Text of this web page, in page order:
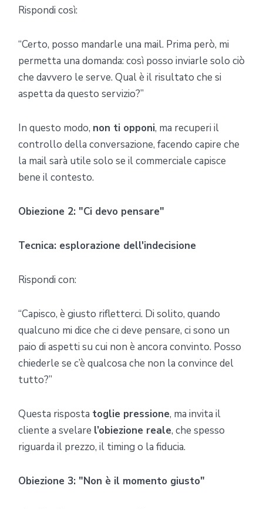
Rispondi così:
“Certo, posso mandarle una mail. Prima però, mi
permetta una domanda: così posso inviarle solo ciò
che davvero le serve. Qual è il risultato che si
aspetta da questo servizio?”
In questo modo, non ti opponi, ma recuperi il
controllo della conversazione, facendo capire che
la mail sarà utile solo se il commerciale capisce
bene il contesto.
Obiezione 2: "Ci devo pensare"
Tecnica: esplorazione dell'indecisione
Rispondi con:
“Capisco, è giusto rifletterci. Di solito, quando
qualcuno mi dice che ci deve pensare, ci sono un
paio di aspetti su cui non è ancora convinto. Posso
chiederle se c’è qualcosa che non la convince del
tutto?”
Questa risposta toglie pressione, ma invita il
cliente a svelare l’obiezione reale, che spesso
riguarda il prezzo, il timing o la fiducia.
Obiezione 3: "Non è il momento giusto"